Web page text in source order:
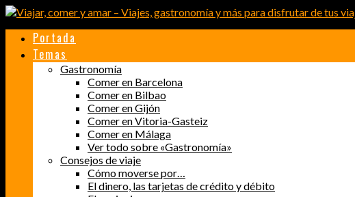
Portada
Temas
Gastronomía
Comer en Barcelona
Comer en Bilbao
Comer en Gijón
Comer en Vitoria-Gasteiz
Comer en Málaga
Ver todo sobre «Gastronomía»
Consejos de viaje
Cómo moverse por…
El dinero, las tarjetas de crédito y débito